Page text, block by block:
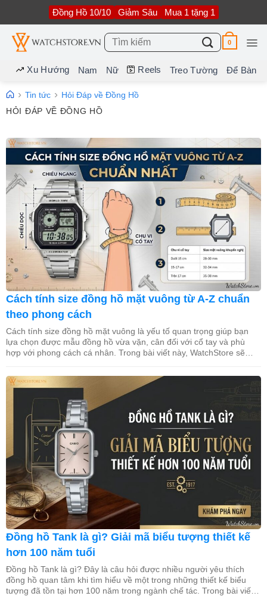
nội
dung
Đồng Hồ 10/10 Giảm Sâu Mua 1 tặng 1
Tìm
kiếm:
0
Xu Hướng Nam Nữ Reels Treo Tường Để Bàn
Tin tức
Hỏi Đáp về Đồng Hồ
HỎI ĐÁP VỀ ĐỒNG HỒ
Cách tính size đồng hồ mặt vuông từ A-Z chuẩn
theo phong cách
Cách tính size đồng hồ mặt vuông là yếu tố quan trọng giúp bạn
lựa chọn được mẫu đồng hồ vừa vặn, cân đối với cổ tay và phù
hợp với phong cách cá nhân. Trong bài viết này, WatchStore sẽ
Đồng hồ Tank là gì? Giải mã biểu tượng thiết kế
hơn 100 năm tuổi
Đồng hồ Tank là gì? Đây là câu hỏi được nhiều người yêu thích
đồng hồ quan tâm khi tìm hiểu về một trong những thiết kế biểu
tượng đã tồn tại hơn 100 năm trong ngành chế tác. Trong bài viết